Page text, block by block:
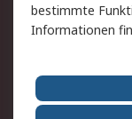
Impressum
Karriere bei RS
bestimmte
Informationen